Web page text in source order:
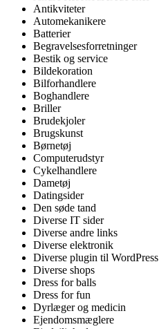
Antikviteter
Automekanikere
Batterier
Begravelsesforretninger
Bestik og service
Bildekoration
Bilforhandlere
Boghandlere
Briller
Brudekjoler
Brugskunst
Børnetøj
Computerudstyr
Cykelhandlere
Dametøj
Datingsider
Den søde tand
Diverse IT sider
Diverse andre links
Diverse elektronik
Diverse plugin til WordPress
Diverse shops
Dress for balls
Dress for fun
Dyrlæger og medicin
Ejendomsmæglere